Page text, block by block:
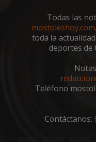
Todas las
mostoleshoy.com
toda la
deportes de
Teléfono
Contáctanos: